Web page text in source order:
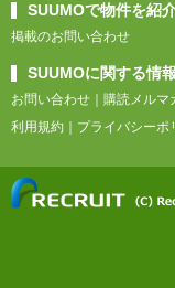
SUUMOで物件を紹
掲載のお問い合わせ
SUUMOに関する情報
お問い合わせ
購読メルマ
利用規約
プライバシーポ